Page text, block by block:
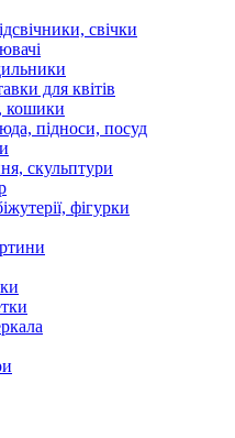
свічки
для квітів
кошики
підноси, посуд
скульптури
фігурки